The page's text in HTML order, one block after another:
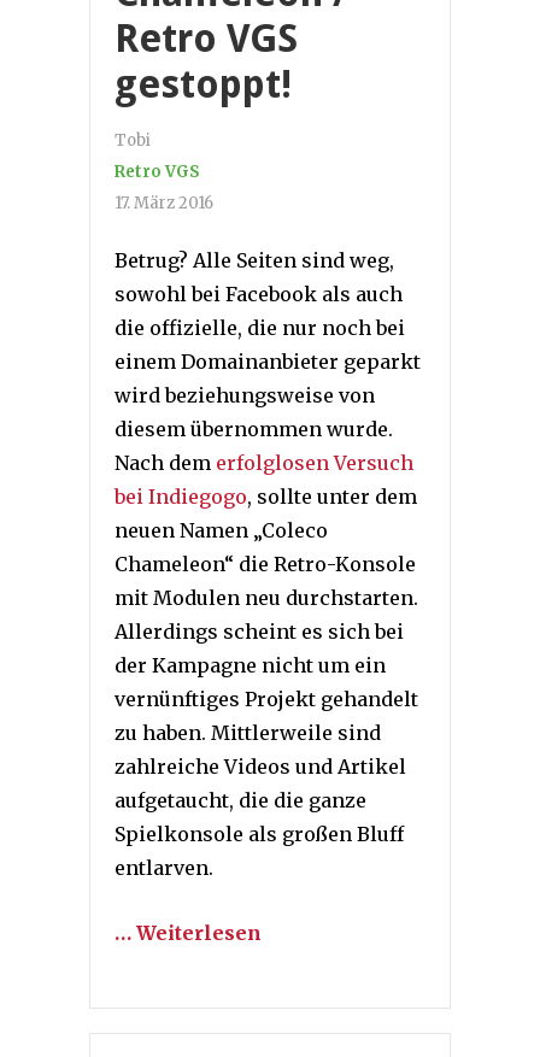
Retro VGS
gestoppt!
Tobi
Retro VGS
17. März 2016
Betrug? Alle Seiten sind weg,
sowohl bei Facebook als auch
die offizielle, die nur noch bei
einem Domainanbieter geparkt
wird beziehungsweise von
diesem übernommen wurde.
Nach dem erfolglosen Versuch
bei Indiegogo, sollte unter dem
neuen Namen „Coleco
Chameleon“ die Retro-Konsole
mit Modulen neu durchstarten.
Allerdings scheint es sich bei
der Kampagne nicht um ein
vernünftiges Projekt gehandelt
zu haben. Mittlerweile sind
zahlreiche Videos und Artikel
aufgetaucht, die die ganze
Spielkonsole als großen Bluff
entlarven.
… Weiterlesen